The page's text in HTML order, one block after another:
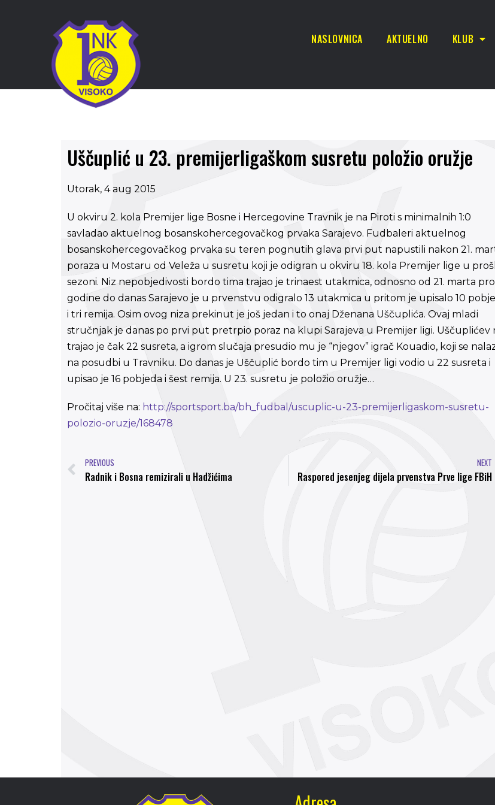
NASLOVNICA AKTUELNO KLUB
Uščuplić u 23. premijerligaškom susretu položio oružje
Utorak, 4 aug 2015
U okviru 2. kola Premijer lige Bosne i Hercegovine Travnik je na Piroti s minimalnih 1:0
savladao aktuelnog bosanskohercegovačkog prvaka Sarajevo. Fudbaleri aktuelnog
bosanskohercegovačkog prvaka su teren pognutih glava prvi put napustili nakon 21.
poraza u Mostaru od Veleža u susretu koji je odigran u okviru 18. kola Premijer lige u
sezoni. Niz nepobjedivosti bordo tima trajao je trinaest utakmica, odnosno od 21. marta
godine do danas Sarajevo je u prvenstvu odigralo 13 utakmica u pritom je upisalo 10
i tri remija. Osim ovog niza prekinut je još jedan i to onaj Dženana Uščuplića. Ovaj mladi
stručnjak je danas po prvi put pretrpio poraz na klupi Sarajeva u Premijer ligi. Uščuplićev
trajao je čak 22 susreta, a igrom slučaja presudio mu je “njegov” igrač Kouadio, koji se
na posudbi u Travniku. Do danas je Uščuplić bordo tim u Premijer ligi vodio u 22 susreta i
upisao je 16 pobjeda i šest remija. U 23. susretu je položio oružje…
Pročitaj više na: http://sportsport.ba/bh_fudbal/uscuplic-u-23-premijerligaskom-susretu-
polozio-oruzje/168478
PREVIOUS
Radnik i Bosna remizirali u Hadžićima
NEXT
Raspored jesenjeg dijela prvenstva Prve lige FBiH